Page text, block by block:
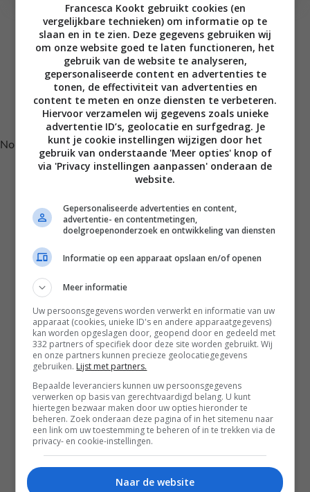
vorige Pagina
1
Volg je mij al op Instagram?
No posts found.
Disclaimer
Privacy voorwaarden
Contact
Instagram
Facebook
Pinterest
Home
Word gratis lid
Recepten
Francesca Kookt gebruikt cookies (en
vergelijkbare technieken) om informatie op te
slaan en in te zien. Deze gegevens gebruiken wij
om onze website goed te laten functioneren, het
gebruik van de website te analyseren,
gepersonaliseerde content en advertenties te
tonen, de effectiviteit van advertenties en
content te meten en onze diensten te verbeteren.
Hiervoor verzamelen wij gegevens zoals unieke
advertentie ID’s, geolocatie en surfgedrag. Je
kunt je cookie instellingen wijzigen door het
gebruik van onderstaande 'Meer opties' knop of
via 'Privacy instellingen aanpassen' onderaan de
website.
Gepersonaliseerde advertenties en content,
advertentie- en contentmetingen,
doelgroepenonderzoek en ontwikkeling van diensten
Informatie op een apparaat opslaan en/of openen
Meer informatie
Uw persoonsgegevens worden verwerkt en informatie van uw
apparaat (cookies, unieke ID's en andere apparaatgegevens)
kan worden opgeslagen door, geopend door en gedeeld met
332 partners of specifiek door deze site worden gebruikt. Wij
en onze partners kunnen precieze geolocatiegegevens
gebruiken. Lijst met partners.
Bepaalde leveranciers kunnen uw persoonsgegevens
verwerken op basis van gerechtvaardigd belang. U kunt
hiertegen bezwaar maken door uw opties hieronder te
beheren. Zoek onderaan deze pagina of in het sitemenu naar
een link om uw toestemming te beheren of in te trekken via de
privacy- en cookie-instellingen.
Naar de website